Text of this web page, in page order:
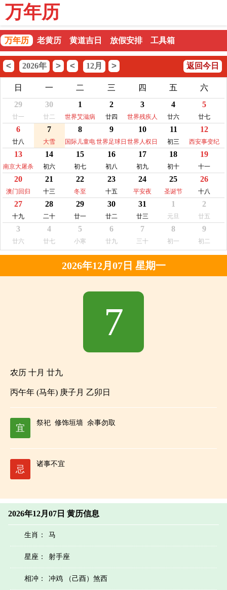
万年历
万年历 老黄历 黄道吉日 放假安排 工具箱
< 2026年 > < 12月 > 返回今日
日 一 二 三 四 五
六
29
廿一
30
廿二
1
世界艾滋病
日
2
廿四
3
世界残疾人
日
4
廿六
5
廿七
6
廿八
7
大雪
8
国际儿童电
视日
9
世界足球日
10
世界人权日
11
初三
12
西安事变纪
念日
13
南京大屠杀
纪念日
14
初六
15
初七
16
初八
17
初九
18
初十
19
十一
20
澳门回归
21
十三
22
冬至
23
十五
24
平安夜
25
圣诞节
26
十八
27
十九
28
二十
29
廿一
30
廿二
31
廿三
1
元旦
2
廿五
3
廿六
4
廿七
5
小寒
6
廿九
7
三十
8
初一
9
初二
2026年12月07日 星期一
7
农历 十月 廿九
丙午年 (马年) 庚子月 乙卯日
宜
祭祀 修饰垣墙 余事勿取
忌
诸事不宜
2026年12月07日 黄历信息
生肖： 马
星座： 射手座
相冲： 冲鸡 （己酉）煞西